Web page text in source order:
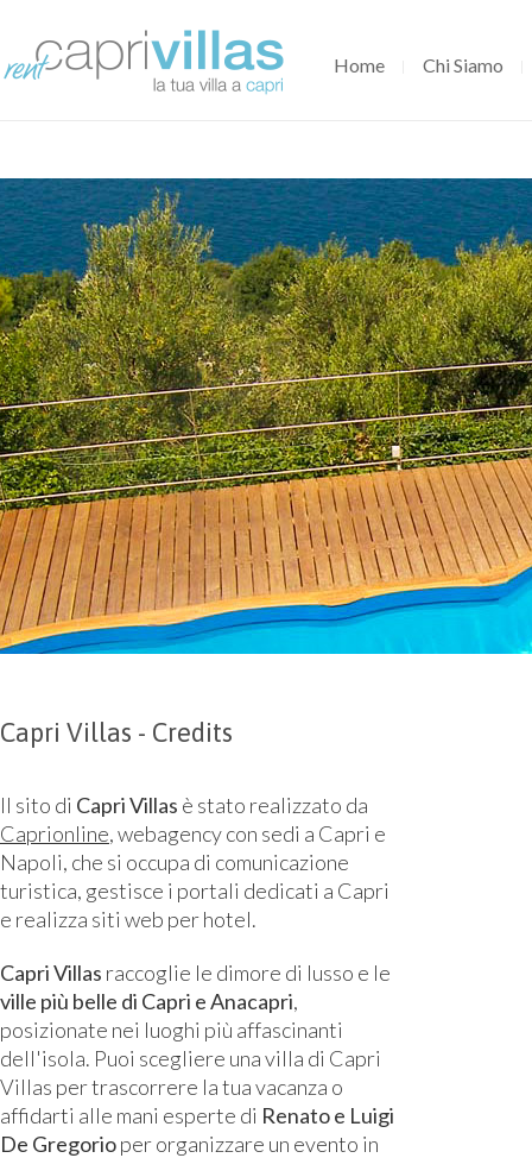
Home Chi Siamo
Capri Villas - Credits
Il sito di Capri Villas è stato realizzato da
Caprionline, webagency con sedi a Capri e
Napoli, che si occupa di comunicazione
turistica, gestisce i portali dedicati a Capri
e realizza siti web per hotel.
Capri Villas raccoglie le dimore di lusso e le
ville più belle di Capri e Anacapri,
posizionate nei luoghi più affascinanti
dell'isola. Puoi scegliere una villa di Capri
Villas per trascorrere la tua vacanza o
affidarti alle mani esperte di Renato e Luigi
De Gregorioper organizzare un evento in